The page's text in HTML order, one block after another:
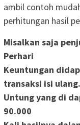
ambil contoh
perhitungan hasil
Misalkan saja
Perhari
Keuntungan
transaksi isi ulang.
Untung yang di
90.000